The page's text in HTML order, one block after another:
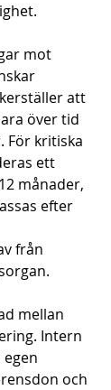
mot
att
över tid
För kritiska
ett
månader,
efter
från
mellan
Intern
och